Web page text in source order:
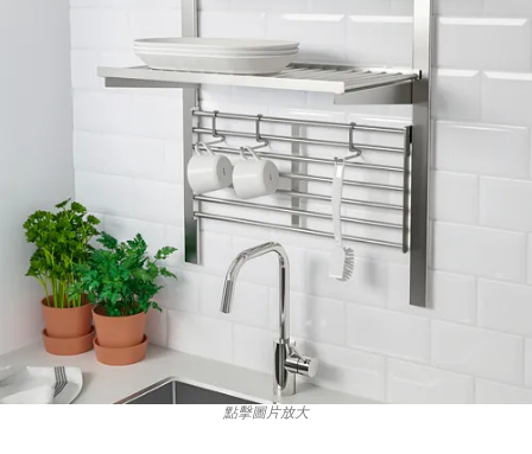
點擊圖片放大